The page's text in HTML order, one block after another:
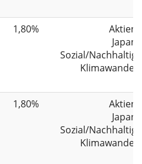
1,80%
Aktien
Japan
Sozial/Nachhaltig
Klimawandel
1,80%
Aktien
Japan
Sozial/Nachhaltig
Klimawandel